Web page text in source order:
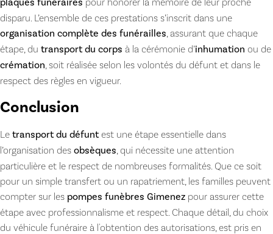
plaques funéraires
disparu. L’ensemble de ces prestations s’inscrit dans une
organisation complète des funérailles, assurant que chaque
étape, du transport du corps à la cérémonie d’inhumation ou de
crémation, soit réalisée selon les volontés du défunt et dans le
respect des règles en vigueur.
Conclusion
Le transport du défuntest une étape essentielle dans
l’organisation des obsèques, qui nécessite une attention
particulière et le respect de nombreuses formalités. Que ce soit
pour un simple transfert ou un rapatriement, les familles peuvent
compter sur les pompes funèbres Gimenez pour assurer cette
étape avec professionnalisme et respect. Chaque détail, du choix
du véhicule funéraire à l'obtention des autorisations, est pris en